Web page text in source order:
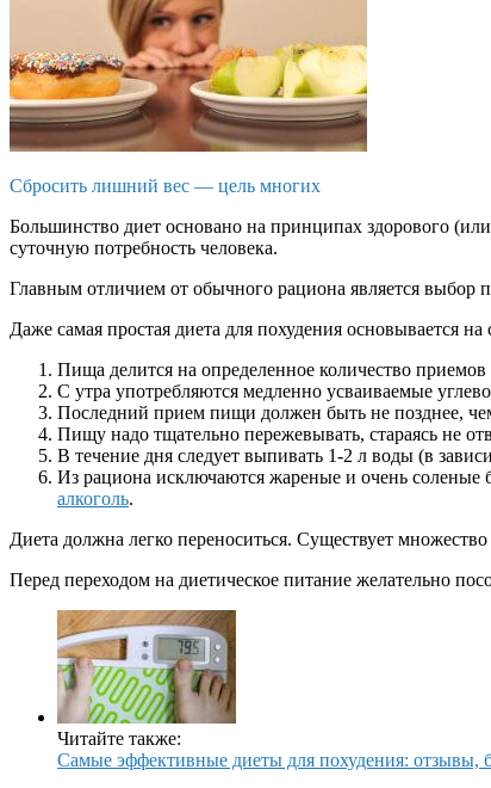
Сбросить лишний вес — цель многих
Большинство диет основано на принципах здорового
суточную потребность человека.
Главным отличием от обычного рациона является выбор
Даже самая простая диета для похудения основывается
Пища делится на определенное количество
С утра употребляются медленно усваиваемые
Последний прием пищи должен быть не позднее, чем
Пищу надо тщательно пережевывать, стараясь не
В течение дня следует выпивать 1-2 л воды (в
Из рациона исключаются жареные и очень соленые
алкоголь.
Диета должна легко переноситься. Существует
Перед переходом на диетическое питание желательно
Читайте также:
Самые эффективные диеты для похудения: отзывы,